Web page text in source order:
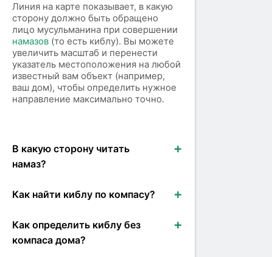
Линия на карте показывает, в какую
сторону должно быть обращено
лицо мусульманина при совершении
намазов (то есть киблу). Вы можете
увеличить масштаб и перенести
указатель местоположения на любой
известный вам объект (например,
ваш дом), чтобы определить нужное
направление максимально точно.
В какую сторону читать
намаз?
Как найти киблу по компасу?
Как определить киблу без
компаса дома?